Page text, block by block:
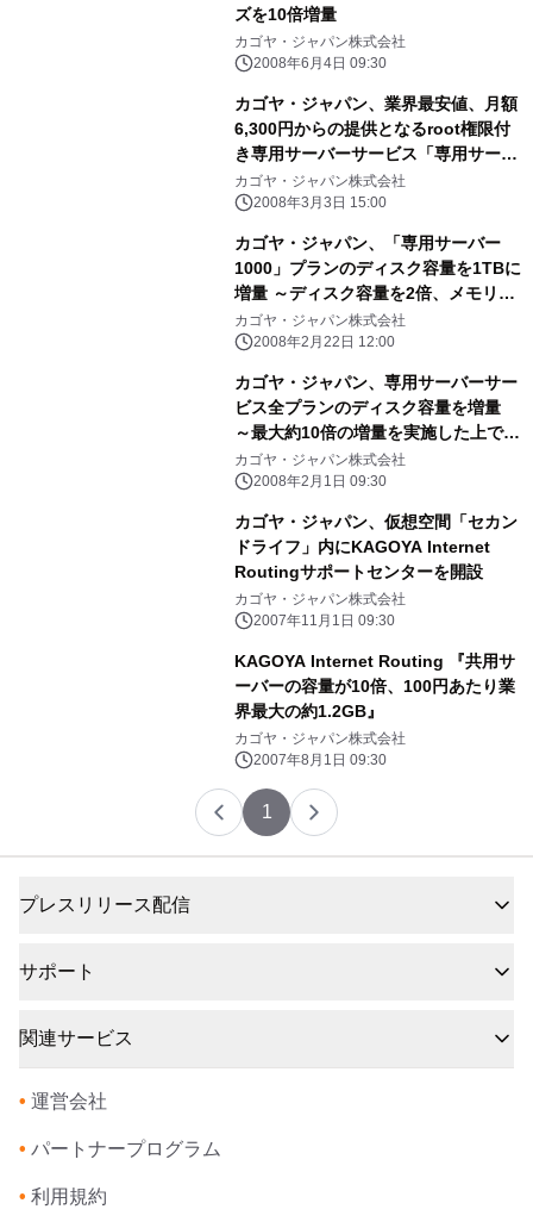
ズを10倍増量
カゴヤ・ジャパン株式会社
2008年6月4日 09:30
カゴヤ・ジャパン、業界最安値、月額
6,300円からの提供となるroot権限付
き専用サーバーサービス「専用サーバ
ープロ」を大幅にリニューアル
カゴヤ・ジャパン株式会社
2008年3月3日 15:00
カゴヤ・ジャパン、「専用サーバー
1000」プランのディスク容量を1TBに
増量 ～ディスク容量を2倍、メモリ容
量を4倍にスペックアップ～
カゴヤ・ジャパン株式会社
2008年2月22日 12:00
カゴヤ・ジャパン、専用サーバーサー
ビス全プランのディスク容量を増量
～最大約10倍の増量を実施した上で価
格を据え置いてサービスを提供～
カゴヤ・ジャパン株式会社
2008年2月1日 09:30
カゴヤ・ジャパン、仮想空間「セカン
ドライフ」内にKAGOYA Internet
Routingサポートセンターを開設
カゴヤ・ジャパン株式会社
2007年11月1日 09:30
KAGOYA Internet Routing 『共用サ
ーバーの容量が10倍、100円あたり業
界最大の約1.2GB』
カゴヤ・ジャパン株式会社
2007年8月1日 09:30
1
プレスリリース配信
サポート
関連サービス
• 運営会社
• パートナープログラム
• 利用規約